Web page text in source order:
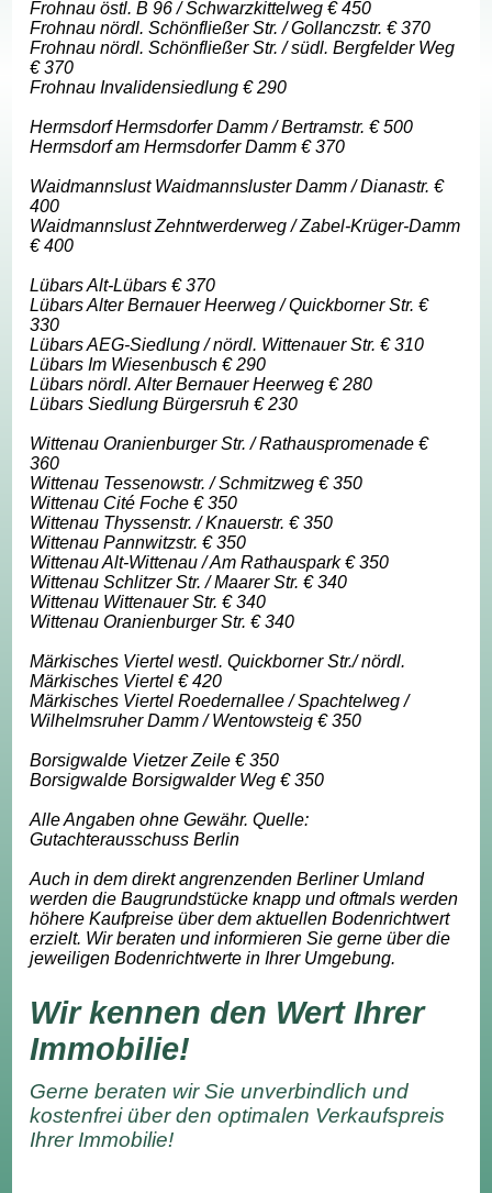
Frohnau östl. B 96 / Schwarzkittelweg € 450
Frohnau nördl. Schönfließer Str. / Gollanczstr. € 370
Frohnau nördl. Schönfließer Str. / südl. Bergfelder Weg
€ 370
Frohnau Invalidensiedlung € 290
Hermsdorf Hermsdorfer Damm / Bertramstr. € 500
Hermsdorf am Hermsdorfer Damm € 370
Waidmannslust Waidmannsluster Damm / Dianastr. €
400
Waidmannslust Zehntwerderweg / Zabel-Krüger-Damm
€ 400
Lübars Alt-Lübars € 370
Lübars Alter Bernauer Heerweg / Quickborner Str. €
330
Lübars AEG-Siedlung / nördl. Wittenauer Str. € 310
Lübars Im Wiesenbusch € 290
Lübars nördl. Alter Bernauer Heerweg € 280
Lübars Siedlung Bürgersruh € 230
Wittenau Oranienburger Str. / Rathauspromenade €
360
Wittenau Tessenowstr. / Schmitzweg € 350
Wittenau Cité Foche € 350
Wittenau Thyssenstr. / Knauerstr. € 350
Wittenau Pannwitzstr. € 350
Wittenau Alt-Wittenau / Am Rathauspark € 350
Wittenau Schlitzer Str. / Maarer Str. € 340
Wittenau Wittenauer Str. € 340
Wittenau Oranienburger Str. € 340
Märkisches Viertel westl. Quickborner Str./ nördl.
Märkisches Viertel € 420
Märkisches Viertel Roedernallee / Spachtelweg /
Wilhelmsruher Damm / Wentowsteig € 350
Borsigwalde Vietzer Zeile € 350
Borsigwalde Borsigwalder Weg € 350
Alle Angaben ohne Gewähr. Quelle:
Gutachterausschuss Berlin
Auch in dem direkt angrenzenden Berliner Umland
werden die Baugrundstücke knapp und oftmals werden
höhere Kaufpreise über dem aktuellen Bodenrichtwert
erzielt. Wir beraten und informieren Sie gerne über die
jeweiligen Bodenrichtwerte in Ihrer Umgebung.
Wir kennen den Wert Ihrer
Immobilie!
Gerne beraten wir Sie unverbindlich und
kostenfrei über den optimalen Verkaufspreis
Ihrer Immobilie!